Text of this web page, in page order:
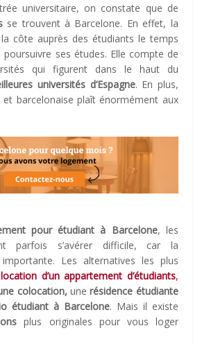
universitaire, on constate que de
se trouvent à Barcelone. En effet, la
côte auprès des étudiants le temps
poursuivre ses études. Elle compte de
qui figurent dans le haut du
universités d’Espagne. En plus,
et barcelonaise plaît énormément aux
pour étudiant à Barcelone, les
parfois s’avérer difficile, car la
Les alternatives les plus
location d’un appartement d’étudiants,
colocation, unerésidence étudiante
étudiant à Barcelone. Mais il existe
plus originales pour vous loger